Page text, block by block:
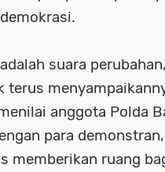
suara
anggota Polda
para
memberikan ruang